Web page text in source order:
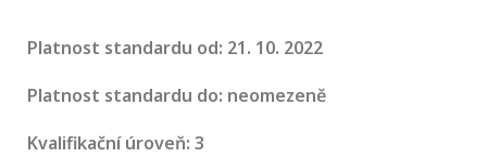
Platnost standardu od: 21. 10. 2022
Platnost standardu do: neomezeně
Kvalifikační úroveň: 3